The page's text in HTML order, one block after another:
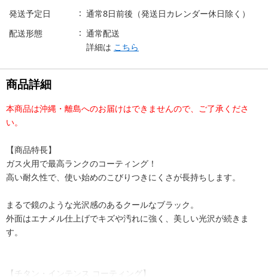
発送予定日
通常8日前後（発送日カレンダー休日除く）
配送形態
通常配送
詳細は こちら
商品詳細
本商品は沖縄・離島へのお届けはできませんので、ご了承くださ
い。
【商品特長】
ガス火用で最高ランクのコーティング！
高い耐久性で、使い始めのこびりつきにくさが長持ちします。
まるで鏡のような光沢感のあるクールなブラック。
外面はエナメル仕上げでキズや汚れに強く、美しい光沢が続きま
す。
【チタン・インテンス コーティング】